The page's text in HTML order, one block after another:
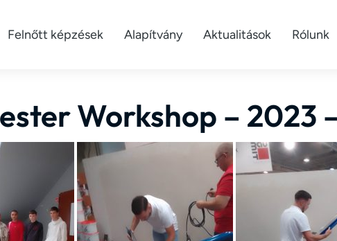
Felnőtt képzések Alapítvány Aktualitások Rólunk
Workshop – 2023